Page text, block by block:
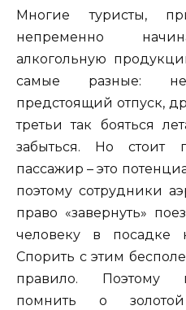
Многие туристы,
непременно
алкогольную
самые разные:
предстоящий отпуск,
третьи так бояться
забыться. Но стоит
пассажир – это
поэтому сотрудники
право «завернуть»
человеку в посадке
Спорить с этим
правило. Поэтому
помнить о